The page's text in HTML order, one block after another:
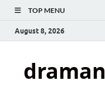
TOP MENU
August 8, 2026